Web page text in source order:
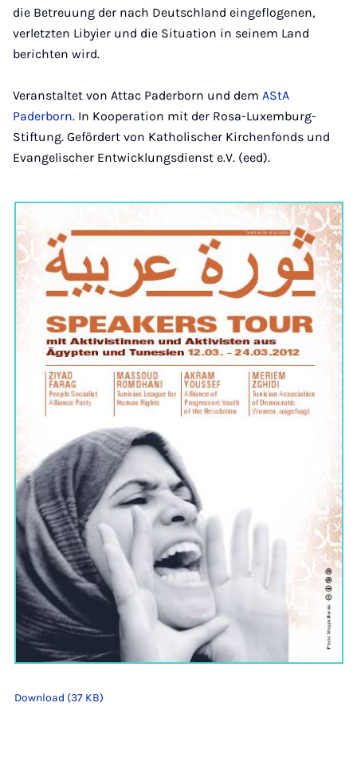
die Betreuung der nach Deutschland eingeflogenen,
verletzten Libyier und die Situation in seinem Land
berichten wird.
Veranstaltet von Attac Paderborn und dem AStA
Paderborn. In Kooperation mit der Rosa-Luxemburg-
Stiftung. Gefördert von Katholischer Kirchenfonds und
Evangelischer Entwicklungsdienst e.V. (eed).
Download (37 KB)